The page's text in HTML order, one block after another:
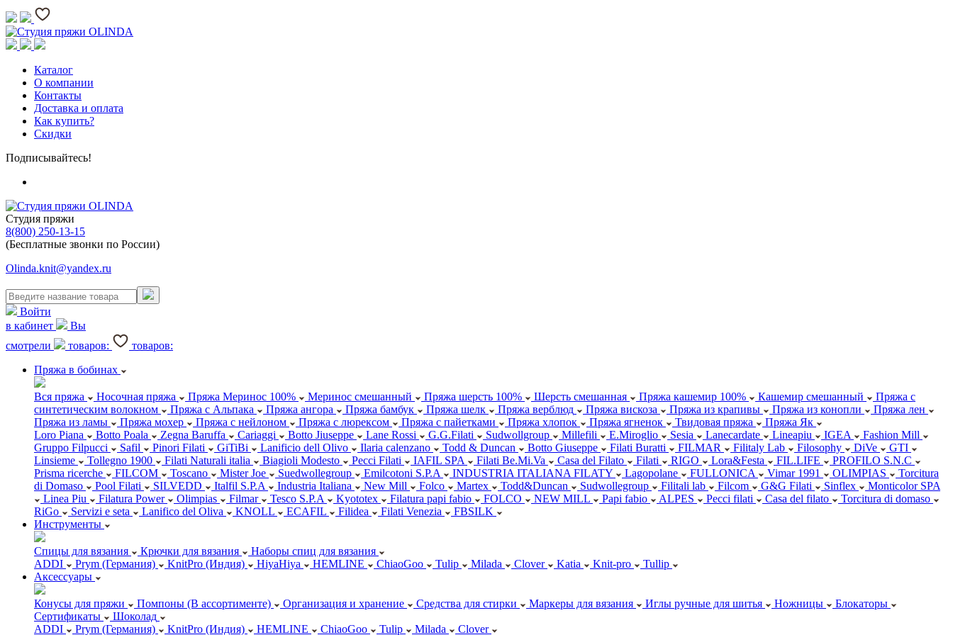
Каталог
О компании
Контакты
Доставка и оплата
Как купить?
Скидки
Подписывайтесь!
Студия пряжи
8(800) 250-13-15
(Бесплатные звонки по России)
Olinda.knit@yandex.ru
Войти
в кабинет
Вы
смотрели
товаров:
товаров:
Пряжа в бобинах
Вся пряжа Носочная пряжа Пряжа Меринос 100% Меринос смешанный Пряжа шерсть 100% Шерсть смешанная Пряжа кашемир 100% Кашемир смешанный
Пряжа с
синтетическим волокном
Пряжа с Альпака Пряжа ангора Пряжа бамбук Пряжа шелк Пряжа верблюд Пряжа вискоза Пряжа из крапивы Пряжа из конопли
Пряжа лен
Пряжа из ламы
Пряжа мохер Пряжа с нейлоном Пряжа с люрексом Пряжа с пайетками Пряжа хлопок Пряжа ягненок Твидовая пряжа
Пряжа Як
Loro Piana
Botto Poala Zegna Baruffa Cariaggi Botto Jiuseppe Lane Rossi G.G.Filati Sudwollgroup Millefili E.Miroglio Sesia Lanecardate Lineapiu IGEA
Fashion Mill
Gruppo Filpucci
Safil Pinori Filati GiTiBi Lanificio dell Olivo Ilaria calenzano Todd & Duncan Botto Giuseppe Filati Buratti FILMAR Filitaly Lab Filosophy DiVe
GTI
Linsieme
Tollegno 1900 Filati Naturali italia Biagioli Modesto Pecci Filati IAFIL SPA Filati Be.Mi.Va Casa del Filato Filati RIGO Lora&Festa FIL.LIFE
PROFILO S.N.C
Prisma ricerche
FILCOM Toscano Mister Joe Suedwollegroup Emilcotoni S.P.A INDUSTRIA ITALIANA FILATY Lagopolane FULLONICA Vimar 1991 OLIMPIAS
Torcitura
di Domaso
Pool Filati SILVEDD Italfil S.P.A Industria Italiana New Mill Folco Martex Todd&Duncan Sudwollegroup Filitali lab Filcom G&G Filati Sinflex
Monticolor SPA
Linea Piu
Filatura Power Olimpias Filmar Tesco S.P.A Kyototex Filatura papi fabio FOLCO NEW MILL Papi fabio ALPES Pecci filati Casa del filato
Torcitura di domaso
RiGo
Servizi e seta Lanifico del Oliva KNOLL ECAFIL Filidea Filati Venezia
FBSILK
Инструменты
Спицы для вязания Крючки для вязания
Наборы спиц для вязания
ADDI
Prym (Германия) KnitPro (Индия) HiyaHiya HEMLINE ChiaoGoo Tulip Milada Clover Katia Knit-pro
Tullip
Аксессуары
Конусы для пряжи Помпоны (В ассортименте) Организация и хранение Средства для стирки Маркеры для вязания Иглы ручные для шитья Ножницы
Блокаторы
Сертификаты
Шоколад
ADDI
Prym (Германия) KnitPro (Индия) HEMLINE ChiaoGoo Tulip Milada Clover